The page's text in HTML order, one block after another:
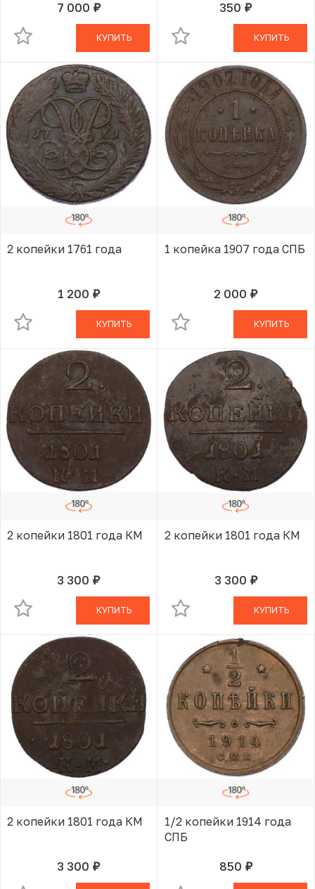
7 000 руб.
В КОРЗИНЕ
КУПИТЬ
350 руб.В КОРЗИНЕ
КУПИТЬ
2 копейки 1761 года
1 200 руб.
В КОРЗИНЕ
КУПИТЬ
1 копейка 1907 года СПБ
2 000 руб.
В КОРЗИНЕ
КУПИТЬ
2 копейки 1801 года КМ
3 300 руб.
В КОРЗИНЕ
КУПИТЬ
2 копейки 1801 года КМ
3 300 руб.
В КОРЗИНЕ
КУПИТЬ
2 копейки 1801 года КМ
3 300 руб.
В КОРЗИНЕ
1/2 копейки 1914 года
СПБ
850 руб.В КОРЗИНЕ